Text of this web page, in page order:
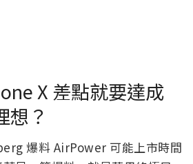
X 差點就要達成
想？
爆料 AirPower 可能上市時間